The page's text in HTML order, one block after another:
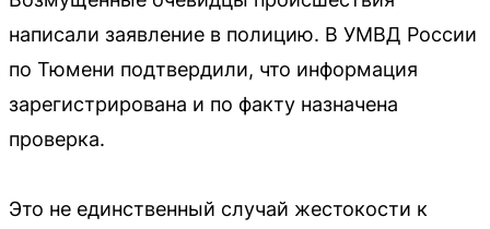
написали заявление в полицию. В УМВД России
по Тюмени подтвердили, что информация
зарегистрирована и по факту назначена
проверка.
Это не единственный случай жестокости к